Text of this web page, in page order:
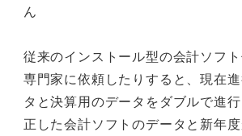
ん
従来のインストール型の会計ソフ
専門家に依頼したりすると、現在
タと決算用のデータをダブルで進
正した会計ソフトのデータと新年